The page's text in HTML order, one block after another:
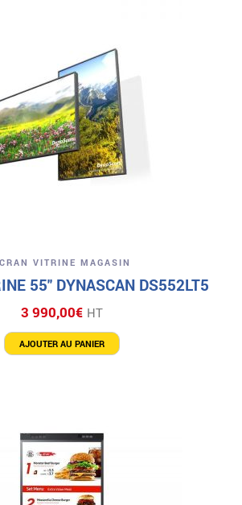
VITRINE MAGASIN
55″ DYNASCAN DS552LT5
3 990,00€ HT
AJOUTER AU PANIER